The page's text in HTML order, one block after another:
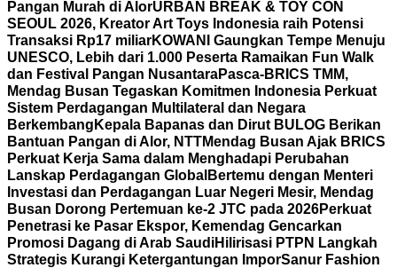
Pangan Murah di AlorURBAN BREAK & TOY CON
SEOUL 2026, Kreator Art Toys Indonesia raih Potensi
Transaksi Rp17 miliarKOWANI Gaungkan Tempe Menuju
UNESCO, Lebih dari 1.000 Peserta Ramaikan Fun Walk
dan Festival Pangan NusantaraPasca-BRICS TMM,
Mendag Busan Tegaskan Komitmen Indonesia Perkuat
Sistem Perdagangan Multilateral dan Negara
Berkembang Kepala Bapanas dan Dirut BULOG Berikan
Bantuan Pangan di Alor, NTTMendag Busan Ajak BRICS
Perkuat Kerja Sama dalam Menghadapi Perubahan
Lanskap Perdagangan Global Bertemu dengan Menteri
Investasi dan Perdagangan Luar Negeri Mesir, Mendag
Busan Dorong Pertemuan ke-2 JTC pada 2026Perkuat
Penetrasi ke Pasar Ekspor, Kemendag Gencarkan
Promosi Dagang di Arab SaudiHilirisasi PTPN Langkah
Strategis Kurangi Ketergantungan ImporSanur Fashion